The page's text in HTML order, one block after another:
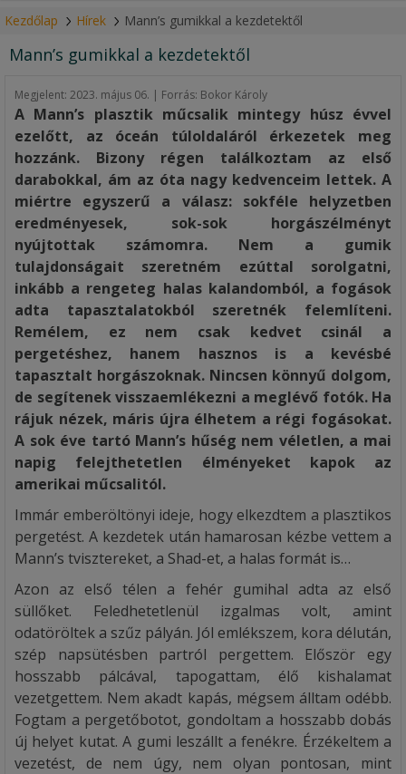
Kezdőlap Hírek Mann’s gumikkal a kezdetektől
Mann’s gumikkal a kezdetektől
Megjelent: 2023. május 06. | Forrás: Bokor Károly
A Mann’s plasztik műcsalik mintegy húsz évvel
ezelőtt, az óceán túloldaláról érkezetek meg
hozzánk. Bizony régen találkoztam az első
darabokkal, ám az óta nagy kedvenceim lettek. A
miértre egyszerű a válasz: sokféle helyzetben
eredményesek, sok-sok horgászélményt
nyújtottak számomra. Nem a gumik
tulajdonságait szeretném ezúttal sorolgatni,
inkább a rengeteg halas kalandomból, a fogások
adta tapasztalatokból szeretnék felemlíteni.
Remélem, ez nem csak kedvet csinál a
pergetéshez, hanem hasznos is a kevésbé
tapasztalt horgászoknak. Nincsen könnyű dolgom,
de segítenek visszaemlékezni a meglévő fotók. Ha
rájuk nézek, máris újra élhetem a régi fogásokat.
A sok éve tartó Mann’s hűség nem véletlen, a mai
napig felejthetetlen élményeket kapok az
amerikai műcsalitól.
Immár emberöltönyi ideje, hogy elkezdtem a plasztikos
pergetést. A kezdetek után hamarosan kézbe vettem a
Mann’s tvisztereket, a Shad-et, a halas formát is…
Azon az első télen a fehér gumihal adta az első
süllőket. Feledhetetlenül izgalmas volt, amint
odatöröltek a szűz pályán. Jól emlékszem, kora délután,
szép napsütésben partról pergettem. Először egy
hosszabb pálcával, tapogattam, élő kishalamat
vezetgettem. Nem akadt kapás, mégsem álltam odébb.
Fogtam a pergetőbotot, gondoltam a hosszabb dobás
új helyet kutat. A gumi leszállt a fenékre. Érzékeltem a
vezetést, de nem úgy, nem olyan pontosan, mint